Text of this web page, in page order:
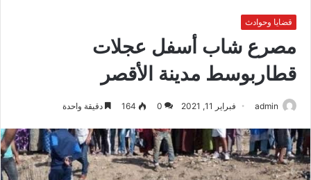
قضايا وحوادث
مصرع شاب أسفل عجلات
قطاربوسط مدينة الأقصر
admin فبراير 11, 2021 0
164 دقيقة واحدة